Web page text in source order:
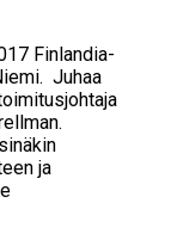
Finlandia-
Juhaa
ja